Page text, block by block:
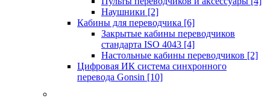
Наушники [2]
Кабины для переводчика [6]
Закрытые кабины переводчиков
стандарта ISO 4043 [4]
Настольные кабины переводчиков [2]
Цифровая ИК система синхронного
перевода Gonsin [10]